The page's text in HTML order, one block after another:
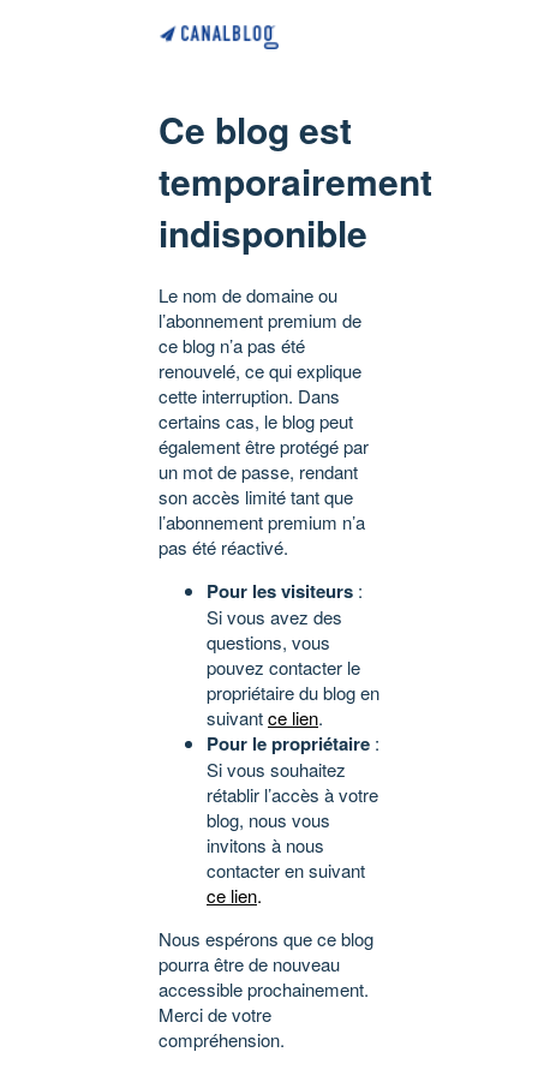
Ce blog est
temporairement
indisponible
Le nom de domaine ou
l’abonnement premium de
ce blog n’a pas été
renouvelé, ce qui explique
cette interruption. Dans
certains cas, le blog peut
également être protégé par
un mot de passe, rendant
son accès limité tant que
l’abonnement premium n’a
pas été réactivé.
Pour les visiteurs :
Si vous avez des
questions, vous
pouvez contacter le
propriétaire du blog en
suivantce lien.
Pour le propriétaire :
Si vous souhaitez
rétablir l’accès à votre
blog, nous vous
invitons à nous
contacter en suivant
ce lien.
Nous espérons que ce blog
pourra être de nouveau
accessible prochainement.
Merci de votre
compréhension.